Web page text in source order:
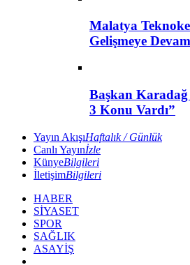
Malatya
Gelişmeye
Başkan
3 Konu Vardı”
Yayın AkışıHaftalık / Günlük
Canlı Yayınİzle
KünyeBilgileri
İletişimBilgileri
HABER
SİYASET
SPOR
SAĞLIK
ASAYİŞ